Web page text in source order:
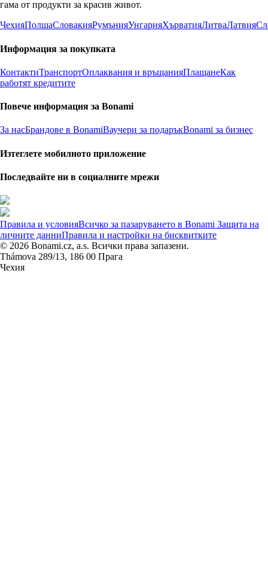
гама от продукти за красив живот.
ЧехияПолшаСловакияРумънияУнгарияХърватияЛитваЛатвия
Информация за покупката
КонтактиТранспортОплаквания и връщанияПлащанеКак
работят кредитите
Повече информация за Bonami
За насБрандове в BonamiВаучери за подаръкBonami за бизнес
Изтеглете мобилното приложение
Последвайте ни в социалните мрежи
Правила и условияВсичко за пазаруването в Bonami Защита на
личните данниПравила и настройки на бисквитките
© 2026 Bonami.cz, a.s. Всички права запазени.
Thámova 289/13, 186 00 Прага
Чехия